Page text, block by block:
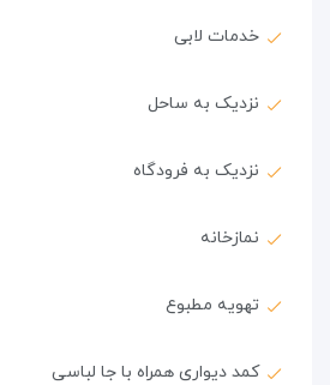
خدمات لابی
نزدیک به ساحل
نزدیک به فرودگاه
نمازخانه
تهویه مطبوع
کمد دیواری همراه با جا لباسی